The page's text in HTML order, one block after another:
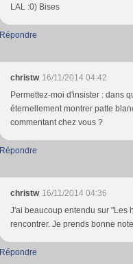
LAL :0) Bises
Répondre
christw 16/11/2014 04:42
Permettez-moi d'insister : dans
éternellement montrer patte
commentant chez vous ?
Répondre
christw 16/11/2014 04:36
J'ai beaucoup entendu sur "Les
rencontrer. Je prends bonne
Répondre